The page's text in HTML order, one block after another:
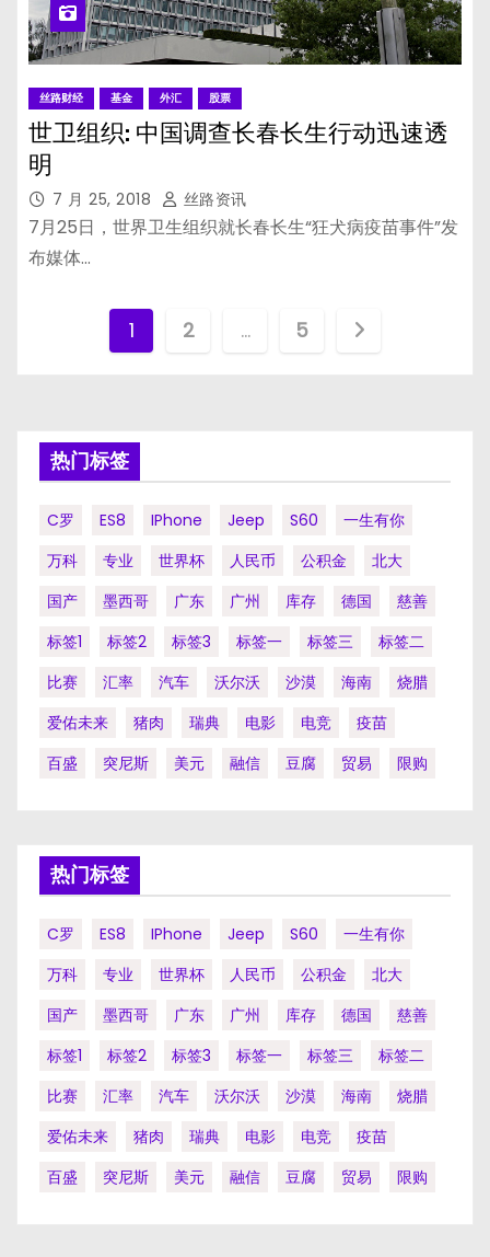
丝路财经 基金 外汇 股票
世卫组织: 中国调查长春长生行动迅速透
明
7 月 25, 2018 丝路资讯
7月25日，世界卫生组织就长春长生“狂犬病疫苗事件”发
布媒体…
文
页
1 2 … 5
热门标签
C罗 ES8 IPhone Jeep S60
一生有你
万科
专业 世界杯 人民币 公积金
北大
国产
墨西哥 广东 广州 库存 德国
慈善
标签1
标签2 标签3 标签一 标签三
标签二
比赛
汇率 汽车 沃尔沃 沙漠 海南
烧腊
爱佑未来
猪肉 瑞典 电影 电竞
疫苗
百盛
突尼斯 美元 融信 豆腐 贸易 限购
热门标签
C罗 ES8 IPhone Jeep S60
一生有你
万科
专业 世界杯 人民币 公积金
北大
国产
墨西哥 广东 广州 库存 德国
慈善
标签1
标签2 标签3 标签一 标签三
标签二
比赛
汇率 汽车 沃尔沃 沙漠 海南
烧腊
爱佑未来
猪肉 瑞典 电影 电竞
疫苗
百盛
突尼斯 美元 融信 豆腐 贸易 限购